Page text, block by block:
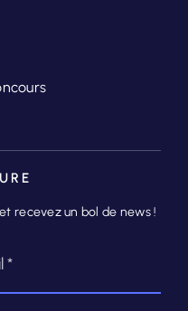
recevez un bol de news !